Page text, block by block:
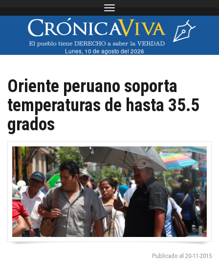
Toggle navigation
Lunes, 10 de agosto del 2026
Oriente peruano soporta
temperaturas de hasta 35.5
grados
Publicado el 20-11-2015